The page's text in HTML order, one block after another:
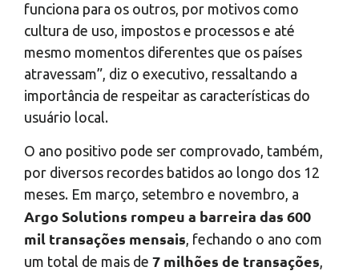
funciona para os outros, por motivos como
cultura de uso, impostos e processos e até
mesmo momentos diferentes que os países
atravessam”, diz o executivo, ressaltando a
importância de respeitar as características do
usuário local.
O ano positivo pode ser comprovado, também,
por diversos recordes batidos ao longo dos 12
meses. Em março, setembro e novembro, a
Argo Solutions rompeu a barreira das 600
mil transações mensais , fechando o ano com
um total de mais de 7 milhões de transações